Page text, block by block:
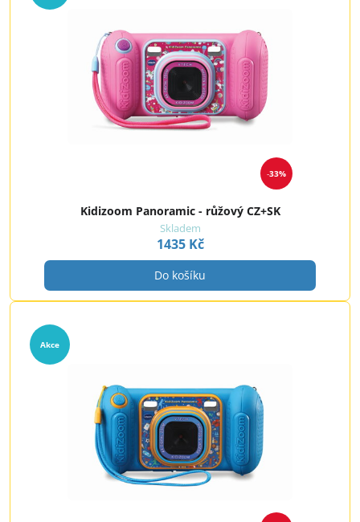
33%
Kidizoom Panoramic - růžový CZ+SK
Skladem
1435 Kč
Do košíku
Akce